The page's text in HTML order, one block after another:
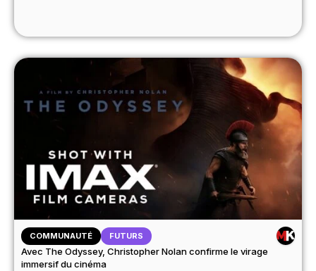
COMMUNAUTÉ FUTURS
Avec The Odyssey, Christopher Nolan confirme le virage
immersif du cinéma